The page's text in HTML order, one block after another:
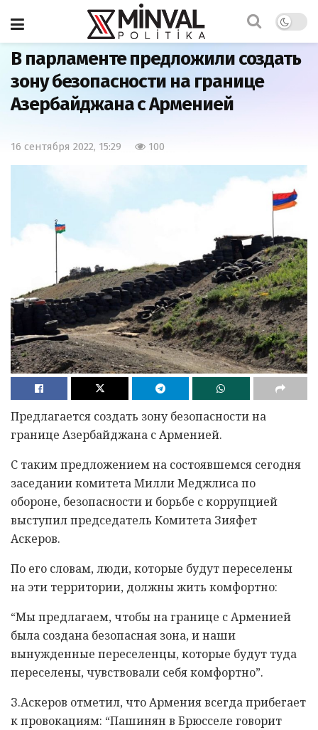
Главная Общество
В парламенте предложили создать
зону безопасности на границе
Азербайджана с Арменией
16 сентября 2022, 15:29 100
Предлагается создать зону безопасности на
границе Азербайджана с Арменией.
C таким предложением на состоявшемся сегодня
заседании комитета Милли Меджлиса по
обороне, безопасности и борьбе с коррупцией
выступил председатель Комитета Зияфет
Аскеров.
По его словам, люди, которые будут переселены
на эти территории, должны жить комфортно:
“Мы предлагаем, чтобы на границе с Арменией
была создана безопасная зона, и наши
вынужденные переселенцы, которые будут туда
переселены, чувствовали себя комфортно”.
З.Аскеров отметил, что Армения всегда прибегает
к провокациям: “Пашинян в Брюсселе говорит